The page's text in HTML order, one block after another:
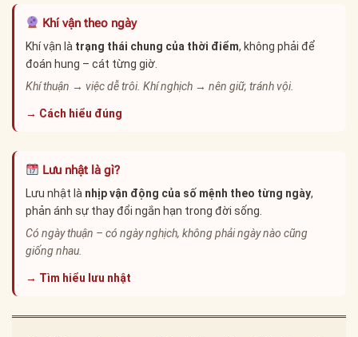
Khí vận theo ngày
Khí vận là trạng thái chung của thời điểm, không phải để
đoán hung – cát từng giờ.
Khí thuận → việc dễ trôi. Khí nghịch → nên giữ, tránh vội.
→ Cách hiểu đúng
Lưu nhật là gì?
Lưu nhật là nhịp vận động của số mệnh theo từng ngày,
phản ánh sự thay đổi ngắn hạn trong đời sống.
Có ngày thuận – có ngày nghịch, không phải ngày nào cũng
giống nhau.
→ Tìm hiểu lưu nhật